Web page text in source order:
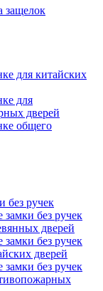
защелок
для китайских
для
дверей
общего
без ручек
замки без ручек
дверей
замки без ручек
дверей
замки без ручек